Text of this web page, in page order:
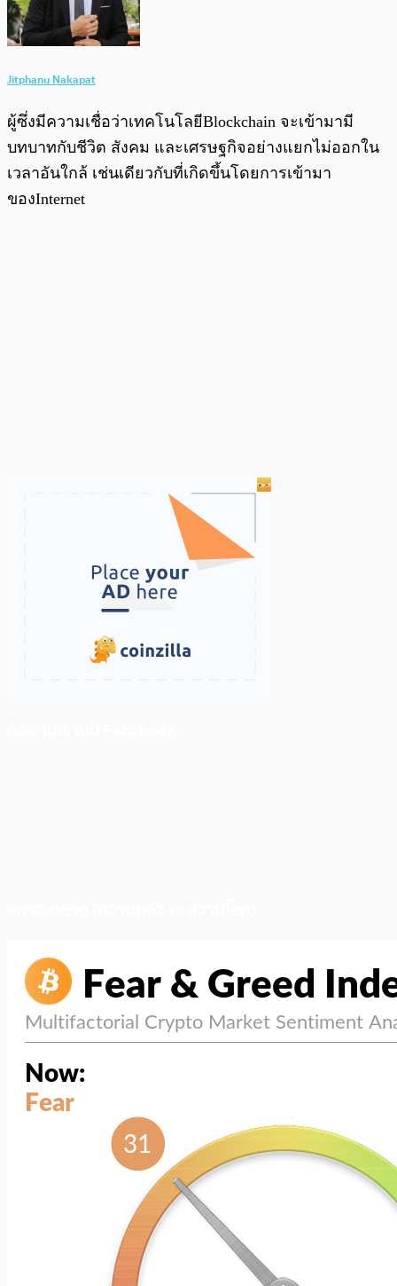
Jitphanu Nakapat
ผู้ซึ่งมีความเชื่อว่าเทคโนโลยีBlockchain จะเข้ามามี
บทบาทกับชีวิต สังคม และเศรษฐกิจอย่างแยกไม่ออกใน
เวลาอันใกล้ เช่นเดียวกับที่เกิดขึ้นโดยการเข้ามา
ของInternet